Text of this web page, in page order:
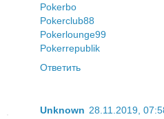
Pokerbo
Pokerclub88
Pokerlounge99
Pokerrepublik
Ответить
Unknown 28.11.2019,